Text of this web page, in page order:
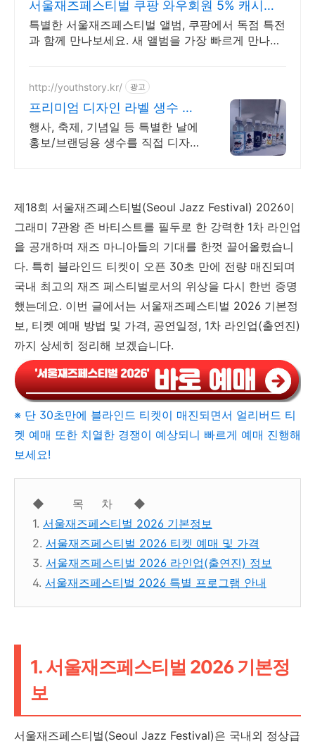
서울재즈페스티벌 쿠팡 와우회원 5% 캐시적
립
특별한 서울재즈페스티벌 앨범, 쿠팡에서 독점 특전
과 함께 만나보세요. 새 앨범을 가장 빠르게 만나보
http://youthstory.kr/ 광고
프리미엄 디자인 라벨 생수 청
춘스토리
행사, 축제, 기념일 등 특별한 날에
홍보/브랜딩용 생수를 직접 디자인
제18회 서울재즈페스티벌(Seoul Jazz Festival) 2026이
그래미 7관왕 존 바티스트를 필두로 한 강력한 1차 라인업
을 공개하며 재즈 마니아들의 기대를 한껏 끌어올렸습니
다. 특히 블라인드 티켓이 오픈 30초 만에 전량 매진되며
국내 최고의 재즈 페스티벌로서의 위상을 다시 한번 증명
했는데요. 이번 글에서는 서울재즈페스티벌 2026 기본정
보, 티켓 예매 방법 및 가격, 공연일정, 1차 라인업(출연진)
까지 상세히 정리해 보겠습니다.
※ 단 30초만에 블라인드 티켓이 매진되면서 얼리버드 티
켓 예매 또한 치열한 경쟁이 예상되니 빠르게 예매 진행해
보세요!
◆ 목 차 ◆
1. 서울재즈페스티벌 2026 기본정보
2. 서울재즈페스티벌 2026 티켓 예매 및 가격
3. 서울재즈페스티벌 2026 라인업(출연진) 정보
4. 서울재즈페스티벌 2026 특별 프로그램 안내
1. 서울재즈페스티벌 2026 기본정
보
서울재즈페스티벌(Seoul Jazz Festival)은 국내외 정상급